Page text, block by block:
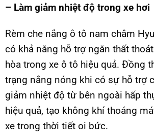
– Làm giảm nhiệt độ trong xe hơi
Rèm che nắng ô tô nam châm
có khả năng hỗ trợ ngăn thất
hòa trong xe ô tô hiệu quả. Đồng
trạng nắng nóng khi có sự hỗ trợ
giảm nhiệt độ từ bên ngoài hấp
hiệu quả, tạo không khí thoáng
xe trong thời tiết oi bức.